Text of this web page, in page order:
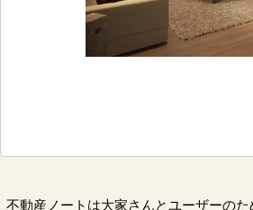
不動産ノートは大家さんとユーザーの